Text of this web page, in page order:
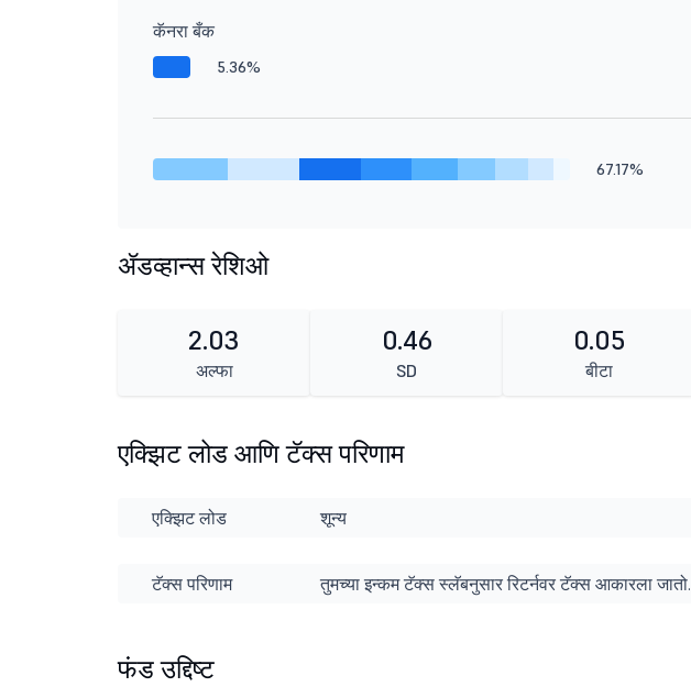
कॅनरा बँक
5.36%
67.17%
ॲडव्हान्स रेशिओ
2.03
अल्फा
0.46
SD
0.05
बीटा
एक्झिट लोड आणि टॅक्स परिणाम
एक्झिट लोड शून्य
टॅक्स परिणाम तुमच्या इन्कम टॅक्स स्लॅबनुसार रिटर्नवर टॅक्स आकारला जातो.
फंड उद्दिष्ट